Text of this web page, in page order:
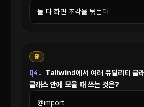
둘 다 화면 조각을 묶는다
중
Q4. Tailwind에서 여러 유틸리티 클
클래스 안에 모을 때 쓰는 것은?
@import